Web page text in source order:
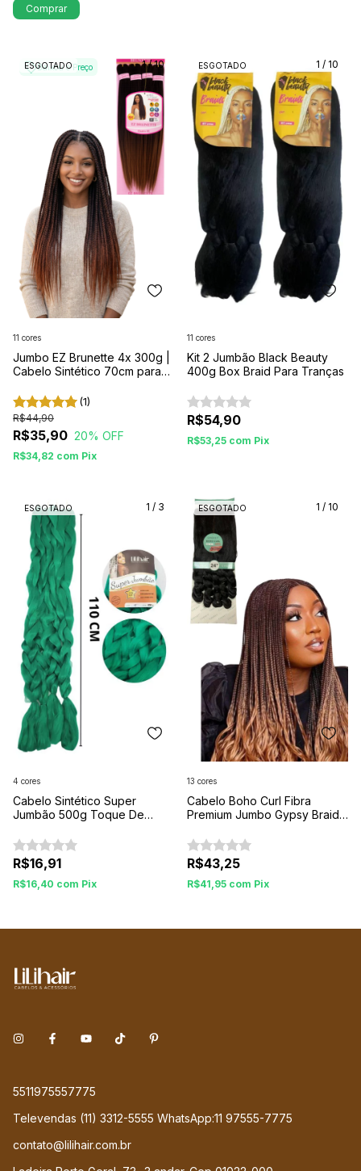
Comprar
Baixou o Preço 1/10
ESGOTADO
Jumbo EZ Brunette 4x 300g |
Cabelo Sintético 70cm para
(1)
R$35,90
R$44,90
20% OFF
R$34,82 com Pix
11 cores
1 / 10
ESGOTADO
Kit 2 Jumbão Black Beauty
400g Box Braid Para Tranças
R$54,90
R$53,25 com Pix
11 cores
1 / 3
ESGOTADO
Cabelo Sintético Super
Jumbão 500g Toque De
R$16,91
R$16,40 com Pix
4 cores
1 / 10
ESGOTADO
Cabelo Boho Curl Fibra
Premium Jumbo Gypsy Braids
R$43,25
R$41,95 com Pix
13 cores
5511975557775
Televendas (11) 3312-5555 WhatsApp:11 97555-7775
contato@lilihair.com.br